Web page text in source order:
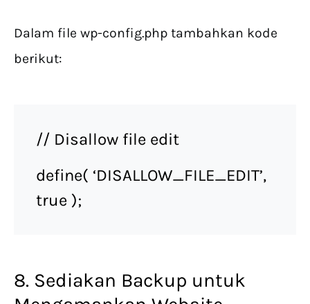
Dalam file wp-config.php tambahkan kode
berikut:
// Disallow file edit
define( ‘DISALLOW_FILE_EDIT’,
true );
8. Sediakan Backup untuk